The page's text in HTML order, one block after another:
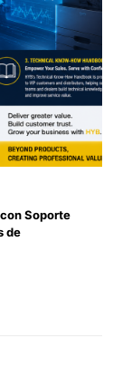
Soporte
de